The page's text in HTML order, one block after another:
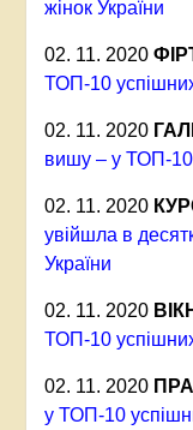
жінок України
02. 11. 2020
ТОП-10
02. 11. 2020
вишу – у ТОП-10
02. 11. 2020
увійшла в
України
02. 11. 2020
ТОП-10
02. 11. 2020
у ТОП-10